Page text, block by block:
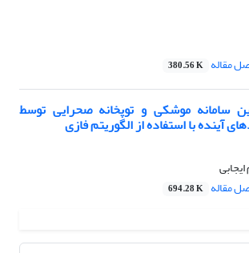
مقاله 380.56 K
سامانه موشکی و توپخانه صحرایی توسط
آینده با استفاده از الگوریتم فازی
مقاله 694.28 K